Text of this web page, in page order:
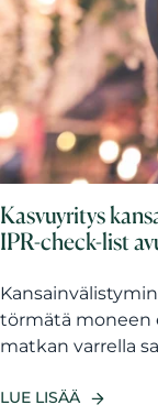
Kasvuyritys
IPR-check-list
törmätä moneen
matkan varrella
LUE LISÄÄ